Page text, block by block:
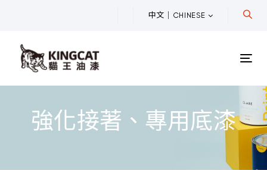
中文｜CHINESE
選
強化接著、專用底漆